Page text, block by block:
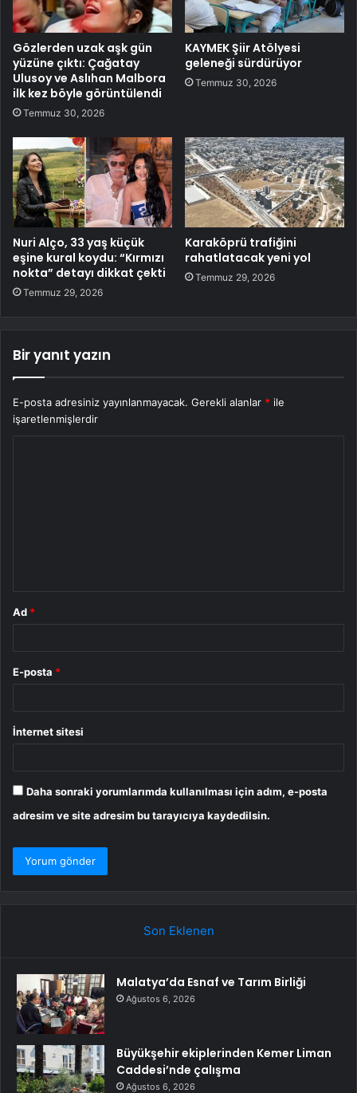
Gözlerden uzak aşk gün
yüzüne çıktı: Çağatay
Ulusoy ve Aslıhan Malbora
ilk kez böyle görüntülendi
Temmuz 30, 2026
KAYMEK Şiir Atölyesi
geleneği sürdürüyor
Temmuz 30, 2026
Nuri Alço, 33 yaş küçük
eşine kural koydu: “Kırmızı
nokta” detayı dikkat çekti
Temmuz 29, 2026
Karaköprü trafiğini
rahatlatacak yeni yol
Temmuz 29, 2026
Bir yanıt yazın
E-posta adresiniz yayınlanmayacak. Gerekli alanlar * ile
işaretlenmişlerdir
Ad *
E-posta *
İnternet sitesi
Daha sonraki yorumlarımda kullanılması için adım, e-posta
adresim ve site adresim bu tarayıcıya kaydedilsin.
Son Eklenen
Malatya’da Esnaf ve Tarım Birliği
Ağustos 6, 2026
Büyükşehir ekiplerinden Kemer Liman
Caddesi’nde çalışma
Ağustos 6, 2026